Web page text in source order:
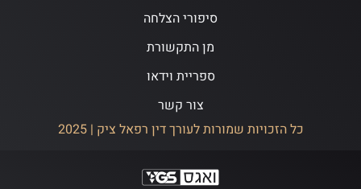
סיפורי הצלחה
מן התקשורת
ספריית וידאו
צור קשר
כל הזכויות שמורות לעורך דין רפאל ציק | 2025